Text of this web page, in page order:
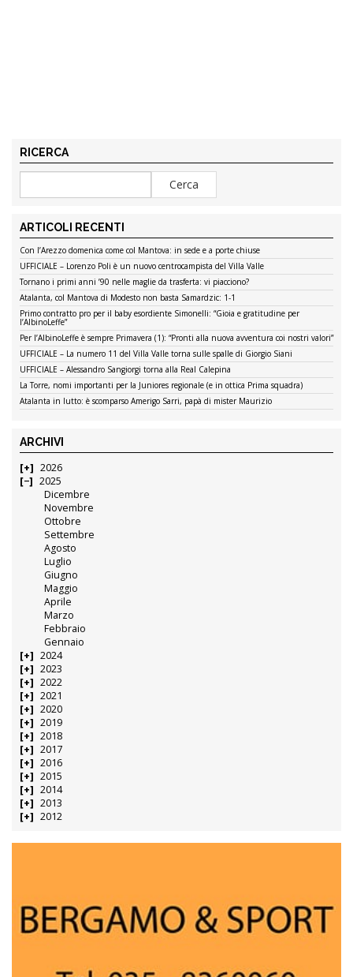
RICERCA
ARTICOLI RECENTI
Con l’Arezzo domenica come col Mantova: in sede e a porte chiuse
UFFICIALE – Lorenzo Poli è un nuovo centrocampista del Villa Valle
Tornano i primi anni ’90 nelle maglie da trasferta: vi piacciono?
Atalanta, col Mantova di Modesto non basta Samardzic: 1-1
Primo contratto pro per il baby esordiente Simonelli: “Gioia e gratitudine per
l’AlbinoLeffe”
Per l’AlbinoLeffe è sempre Primavera (1): “Pronti alla nuova avventura coi nostri valori”
UFFICIALE – La numero 11 del Villa Valle torna sulle spalle di Giorgio Siani
UFFICIALE – Alessandro Sangiorgi torna alla Real Calepina
La Torre, nomi importanti per la Juniores regionale (e in ottica Prima squadra)
Atalanta in lutto: è scomparso Amerigo Sarri, papà di mister Maurizio
ARCHIVI
2026
2025
Dicembre
Novembre
Ottobre
Settembre
Agosto
Luglio
Giugno
Maggio
Aprile
Marzo
Febbraio
Gennaio
2024
2023
2022
2021
2020
2019
2018
2017
2016
2015
2014
2013
2012